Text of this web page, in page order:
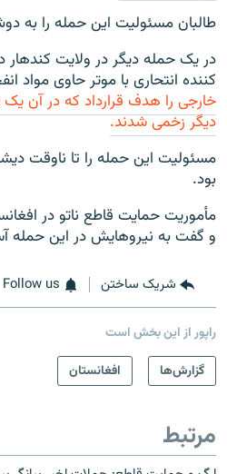
طالبان مسئولیت این حمله را به
در یک حمله دیگر در ولایت
کننده انتحاری با موتر حاوی مواد
دیگر زخمی شدند.
مسئولیت این حمله را تا ناوقت
بود.
مأموریت حمایت قاطع ناتو در
و گفت به نیروهایش در این حمله
شریک ساختن Follow us
راپور از این بخش است
گزارش‌ها
افغانستان
مرتبط